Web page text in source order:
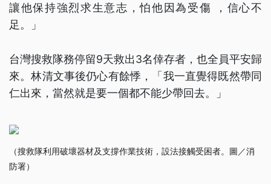
讓他保持強烈求生意志，怕他因為受傷 ，信心不
足。」
台灣搜救隊務停留9天救出3名倖存者，也全員平安歸
來。林清文事後仍心有餘悸，「我一直覺得既然帶同
仁出來，當然就是要一個都不能少帶回去。」
（搜救隊利用破壞器材及支撐作業技術，設法接觸受困者。圖／消
防署）